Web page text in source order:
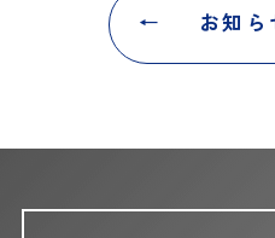
お知